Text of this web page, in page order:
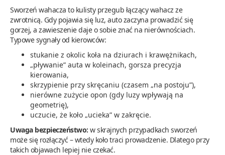
Sworzeń wahacza to kulisty przegub łączący wahacz ze
zwrotnicą. Gdy pojawia się luz, auto zaczyna prowadzić się
gorzej, a zawieszenie daje o sobie znać na nierównościach.
Typowe sygnały od kierowców:
stukanie z okolic koła na dziurach i krawężnikach,
„pływanie” auta w koleinach, gorsza precyzja
kierowania,
skrzypienie przy skręcaniu (czasem „na postoju”),
nierówne zużycie opon (gdy luzy wpływają na
geometrię),
uczucie, że koło „ucieka” w zakręcie.
Uwaga bezpieczeństwo: w skrajnych przypadkach sworzeń
może się rozłączyć – wtedy koło traci prowadzenie. Dlatego przy
takich objawach lepiej nie czekać.